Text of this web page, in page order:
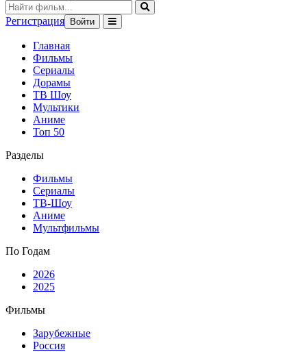
Регистрация Войти
Главная
Фильмы
Сериалы
Дорамы
ТВ Шоу
Мультики
Аниме
Топ 50
Разделы
Фильмы
Сериалы
ТВ-Шоу
Аниме
Мультфильмы
По Годам
2026
2025
Фильмы
Зарубежные
Россия